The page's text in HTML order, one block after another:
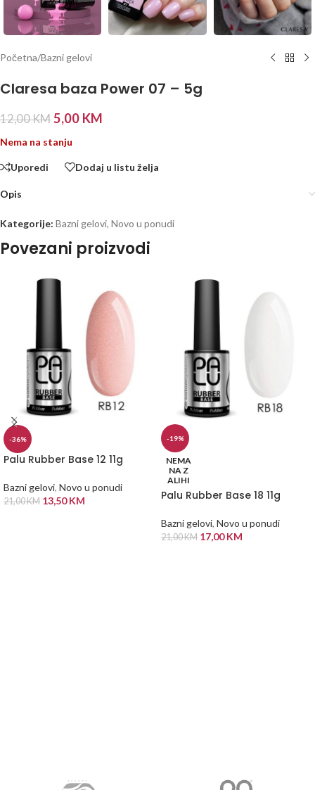
Početna/Bazni gelovi
Claresa baza Power 07 – 5g
12,00KM 5,00 KM
Nema na stanju
Uporedi Dodaj u listu želja
Opis
Kategorije: Bazni gelovi, Novo u ponudi
Povezani proizvodi
-36%
Palu Rubber Base 12 11g
Bazni gelovi, Novo u ponudi
21,00KM 13,50KM
-19%
NEMA
NA Z
ALIHI
Palu Rubber Base 18 11g
Bazni gelovi, Novo u ponudi
21,00KM 17,00KM